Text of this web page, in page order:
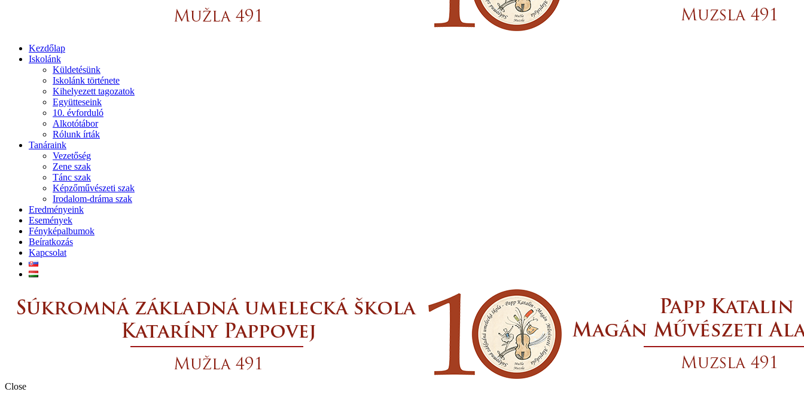
Kezdőlap
Iskolánk
Küldetésünk
Iskolánk története
Kihelyezett tagozatok
Együtteseink
10. évforduló
Alkotótábor
Rólunk írták
Tanáraink
Vezetőség
Zene szak
Tánc szak
Képzőművészeti szak
Irodalom-dráma szak
Eredményeink
Események
Fényképalbumok
Beíratkozás
Kapcsolat
Close